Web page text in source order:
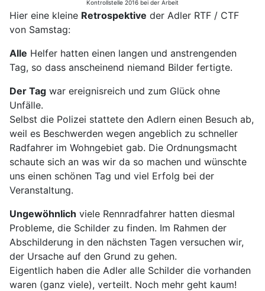
Kontrollstelle 2016 bei der Arbeit
Hier eine kleine Retrospektive der Adler RTF / CTF
von Samstag:
Alle Helfer hatten einen langen und anstrengenden
Tag, so dass anscheinend niemand Bilder fertigte.
Der Tag war ereignisreich und zum Glück ohne
Unfälle.
Selbst die Polizei stattete den Adlern einen Besuch ab,
weil es Beschwerden wegen angeblich zu schneller
Radfahrer im Wohngebiet gab. Die Ordnungsmacht
schaute sich an was wir da so machen und wünschte
uns einen schönen Tag und viel Erfolg bei der
Veranstaltung.
Ungewöhnlich viele Rennradfahrer hatten diesmal
Probleme, die Schilder zu finden. Im Rahmen der
Abschilderung in den nächsten Tagen versuchen wir,
der Ursache auf den Grund zu gehen.
Eigentlich haben die Adler alle Schilder die vorhanden
waren (ganz viele), verteilt. Noch mehr geht kaum!